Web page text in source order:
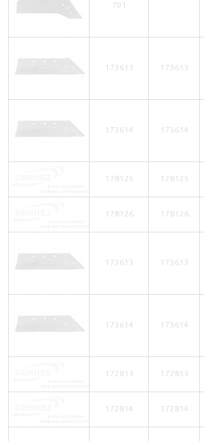
791
173613 173613
173614 173614
178125 178125
178126 178126
173613 173613
173614 173614
172813 172813
172814 172814